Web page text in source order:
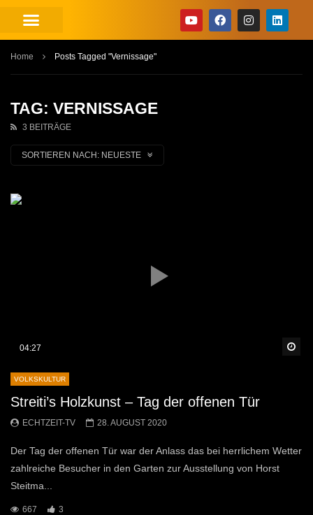
Home Posts Tagged "Vernissage"
TAG: VERNISSAGE
3 BEITRÄGE
SORTIEREN NACH: NEUESTE
04:27
VOLKSKULTUR
Streiti’s Holzkunst – Tag der offenen Tür
ECHTZEIT-TV 28. AUGUST 2020
Der Tag der offenen Tür war der Anlass das bei herrlichem Wetter
zahlreiche Besucher in den Garten zur Ausstellung von Horst
Steitma...
667 3